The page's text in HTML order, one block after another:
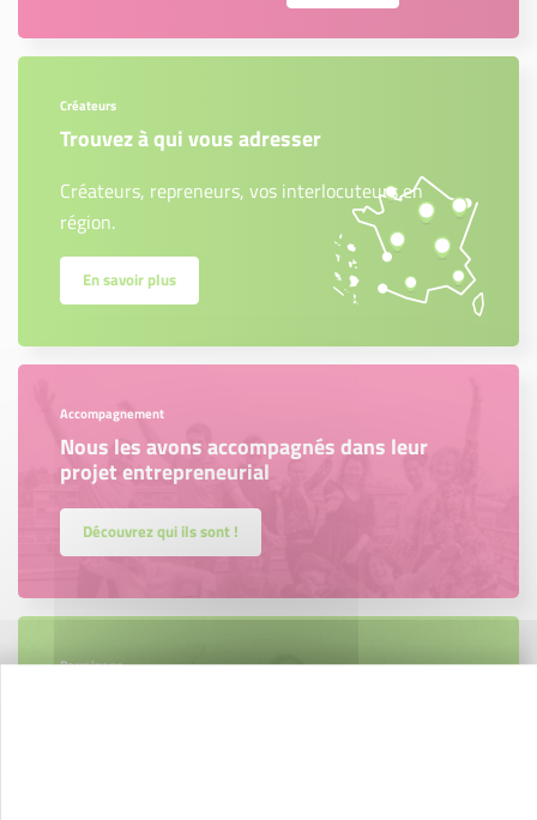
Créateurs
Trouvez à qui vous adresser
Créateurs, repreneurs, vos interlocuteurs en
région.
En savoir plus
Accompagnement
Nous les avons accompagnés dans leur
projet entrepreneurial
Découvrez qui ils sont !
Parrainage